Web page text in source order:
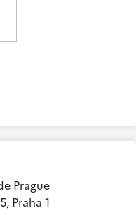
Prague
Praha 1